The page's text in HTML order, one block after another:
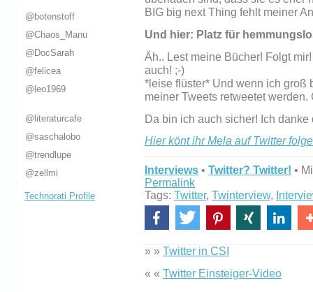
BIG big next Thing fehlt meiner
Und hier: Platz für
Äh.. Lest meine Bücher! Folgt
auch! ;-)
*leise flüster* Und wenn ich groß
meiner Tweets retweetet werden.
Da bin ich auch sicher! Ich
Hier könt ihr Mela auf Twitter
Interviews • Twitter? Twitter! •
Permalink
Tags: Twitter, Twinterview,
» » Twitter in CSI
« « Twitter Einsteiger-Video
@botenstoff
@Chaos_Manu
@DocSarah
@felicea
@leo1969
@literaturcafe
@saschalobo
@trendlupe
@zellmi
Technorati Profile